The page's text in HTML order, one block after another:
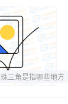
珠三角是指哪些地方